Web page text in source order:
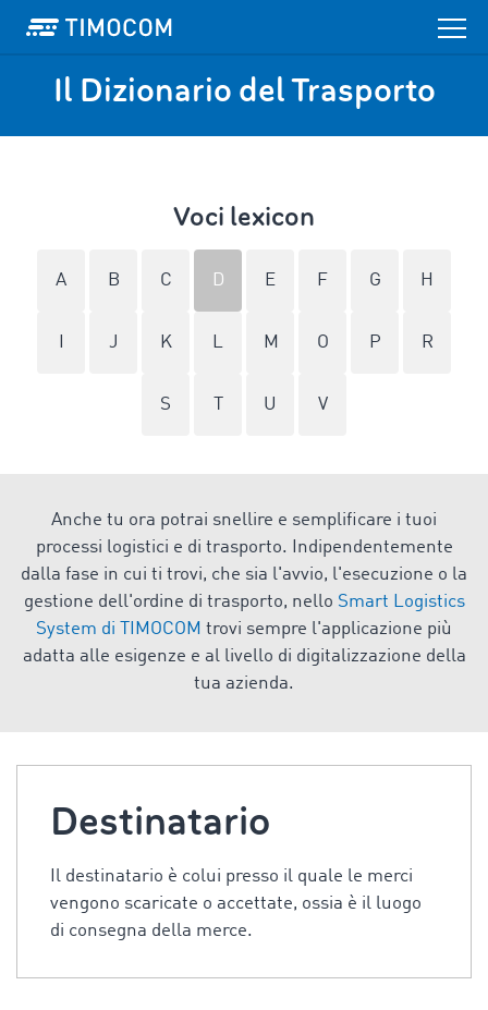
Il Dizionario del Trasporto
Voci lexicon
A B C D E F G H
J K L M O P R
S U V
Anche tu ora potrai snellire e semplificare i tuoi
processi logistici e di trasporto. Indipendentemente
dalla fase in cui ti trovi, che sia l'avvio, l'esecuzione o la
gestione dell'ordine di trasporto, nello Smart Logistics
System di TIMOCOM trovi sempre l'applicazione più
adatta alle esigenze e al livello di digitalizzazione della
tua azienda.
Destinatario
Il destinatario è colui presso il quale le merci
vengono scaricate o accettate, ossia è il luogo
di consegna della merce.